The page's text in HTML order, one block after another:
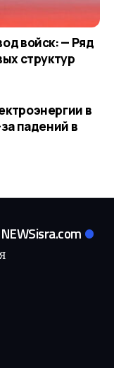
войск: — Ряд
структур
в
падений в